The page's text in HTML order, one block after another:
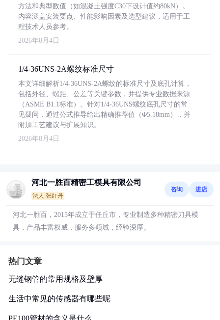
方法和典型数值（如混凝土强度C30下设计值约80kN）。
内容涵盖安装要点、性能影响因素及选型建议，适用于工
程技术人员参考。
2026年8月4日
1/4-36UNS-2A螺纹标准尺寸
本文详细解析1/4-36UNS-2A螺纹的标准尺寸及底孔计算，
包括外径、螺距、公差等关键参数，并提供专业数据来源
（ASME B1.1标准）。针对1/4-36UNS螺纹底孔尺寸的常
见疑问，通过公式推导给出精确推荐值（Φ5.18mm），并
附加工艺建议与扩展知识。
2026年8月4日
河北一胜百精密工模具有限公司
法人:张红丹
咨询 进店
河北一胜百，2015年成立于任丘市，专业制造多种精密刀具模
具，产品丰富权威，服务多领域，经验深厚。
热门文章
无缝钢管的常用规格及壁厚
生活中常见的传感器有哪些呢
PE100管材的含义是什么